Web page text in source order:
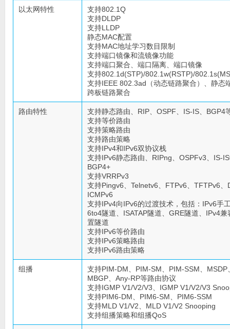
以太网特性
支持802.1Q
支持DLDP
支持LLDP
静态MAC配置
支持MAC地址学习数目限制
支持端口镜像和流镜像功能
支持端口聚合、端口隔离、端口镜像
支持802.1d(STP)/802.1w(RSTP)/
支持IEEE 802.3ad（动态链路聚合）、静态
跨板链路聚合
路由特性
支持静态路由、RIP、OSPF、IS-IS、BGP4
支持等价路由
支持策略路由
支持路由策略
支持IPv4和IPv6双协议栈
支持IPv6静态路由、RIPng、OSPFv3、IS-
BGP4+
支持VRRPv3
支持Pingv6、Telnetv6、FTPv6、TFTPv6、
ICMPv6
支持IPv4向IPv6的过渡技术，包括：IPv6手
6to4隧道、ISATAP隧道、GRE隧道、IPv4兼
置隧道
支持IPv6等价路由
支持IPv6策略路由
支持IPv6路由策略
组播
支持PIM-DM、PIM-SM、PIM-SSM、MSDP
MBGP、Any-RP等路由协议
支持IGMP V1/V2/V3、IGMP V1/V2/V3
支持PIM6-DM、PIM6-SM、PIM6-SSM
支持MLD V1/V2、MLD V1/V2 Snooping
支持组播策略和组播QoS